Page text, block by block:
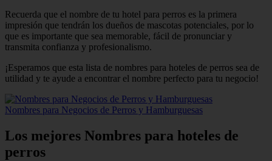
Recuerda que el nombre de tu hotel para perros es la primera
impresión que tendrán los dueños de mascotas potenciales, por lo
que es importante que sea memorable, fácil de pronunciar y
transmita confianza y profesionalismo.
¡Esperamos que esta lista de nombres para hoteles de perros sea de
utilidad y te ayude a encontrar el nombre perfecto para tu negocio!
Nombres para Negocios de Perros y Hamburguesas
Los mejores Nombres para hoteles de
perros